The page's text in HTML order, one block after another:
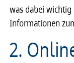
was dabei
Informationen
2.